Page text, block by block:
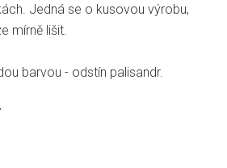
Jedná se o kusovou výrobu,
mírně lišit.
barvou - odstín palisandr.